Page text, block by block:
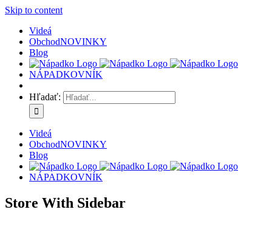
Skip to content
Videá
ObchodNOVINKY
Blog
NÁPADKOVNÍK
Hľadať:
Videá
ObchodNOVINKY
Blog
NÁPADKOVNÍK
Store With Sidebar